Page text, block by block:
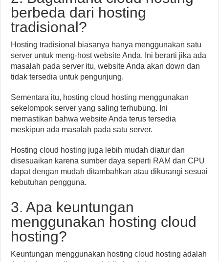
berbeda dari hosting
tradisional?
Hosting tradisional biasanya hanya menggunakan satu
server untuk meng-host website Anda. Ini berarti jika ada
masalah pada server itu, website Anda akan down dan
tidak tersedia untuk pengunjung.
Sementara itu, hosting cloud hosting menggunakan
sekelompok server yang saling terhubung. Ini
memastikan bahwa website Anda terus tersedia
meskipun ada masalah pada satu server.
Hosting cloud hosting juga lebih mudah diatur dan
disesuaikan karena sumber daya seperti RAM dan CPU
dapat dengan mudah ditambahkan atau dikurangi sesuai
kebutuhan pengguna.
3. Apa keuntungan
menggunakan hosting cloud
hosting?
Keuntungan menggunakan hosting cloud hosting adalah